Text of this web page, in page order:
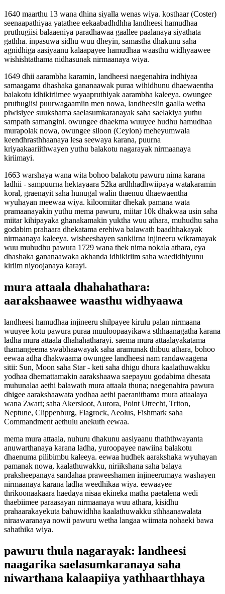
1640 maarthu 13 wana dhina siyalla wenas wiya. kosthaar (Coster)
seenaapathiyaa yatathee eekaabadhdhha landheesi hamudhaa
pruthugiisi balaaeniya paradhawaa gaallee paalanaya siyathata
gathha. inpasuwa sidhu wuu dheyin, samastha dhakunu saha
agnidhiga aasiyaanu kalaapayee hamudhaa waasthu widhyaawee
wishishtathama nidhasunak nirmaanaya wiya.
1649 dhii aarambha karamin, landheesi naegenahira indhiyaa
samaagama dhashaka gananaawak puraa wihidhunu dhaewaentha
balakotu idhikiriimee wyaapruthiyak aarambha kaleeya. owungee
pruthugiisi puurwagaamiin men nowa, landheesiin gaalla wetha
piwisiyee suukshama saelasumkaranayak saha saelakiya yuthu
sampath samangini. owungee dhaekma wuuyee hudhu hamudhaa
murapolak nowa, owungee siloon (Ceylon) meheyumwala
keendhrasthhaanaya lesa seewaya karana, puurna
kriyaakaariithwayen yuthu balakotu nagarayak nirmaanaya
kiriimayi.
1663 warshaya wana wita bohoo balakotu pawuru nima karana
ladhii - sampuurna hektayaara 52ka ardhhadhwiipaya watakaramin
koral, graenayit saha hunugal walin thaenuu dhaewaentha
wyuhayan meewaa wiya. kiloomiitar dhekak pamana wata
pramaanayakin yuthu mema pawuru, miitar 10k dhakwaa usin saha
miitar kihipayaka ghanakamakin yuktha wuu athara, muhudhu saha
godabim prahaara dhekatama erehiwa balawath baadhhakayak
nirmaanaya kaleeya. wisheeshayen sankiirna injineeru wikramayak
wuu muhudhu pawura 1729 wana thek nima nokala athara, eya
dhashaka gananaawaka akhanda idhikiriim saha waedidhiyunu
kiriim niyoojanaya karayi.
mura attaala dhahahathara:
aarakshaawee waasthu widhyaawa
landheesi hamudhaa injineeru shilpayee kirulu palan nirmaana
wuuyee kotu pawura puraa muuloopaayikawa sthhaanagatha karana
ladha mura attaala dhahahatharayi. saema mura attaalayakatama
thamangeema swabhaawayak saha aramunak thibuu athara, bohoo
eewaa adha dhakwaama owungee landheesi nam randawaagena
sitii: Sun, Moon saha Star - keti saha dhigu dhura kaalathuwakku
yodhaa dhemattamakin aarakshaawa saepayuu godabima dhesata
muhunalaa aethi balawath mura attaala thuna; naegenahira pawura
dhigee aarakshaawata yodhaa aethi paeranithama mura attaalaya
wana Zwart; saha Akersloot, Aurora, Point Utrecht, Triton,
Neptune, Clippenburg, Flagrock, Aeolus, Fishmark saha
Commandment aethulu anekuth eewaa.
mema mura attaala, nuhuru dhakunu aasiyaanu thaththwayanta
anuwarthanaya karana ladha, yuroopayee nawiina balakotu
dhaenuma pilibimbu kaleeya. eewaa hudhek aarakshaka wyuhayan
pamanak nowa, kaalathuwakku, niriikshana saha balaya
praksheepanaya sandahaa praweeshamen injineerumaya washayen
nirmaanaya karana ladha weedhikaa wiya. eewaayee
thrikoonaakaara haedaya nisaa ekineka matha paetalena wedi
thaebiimee paraasayan nirmaanaya wuu athara, kisidhu
prahaarakayekuta bahuwidhha kaalathuwakku sthhaanawalata
niraawaranaya nowii pawuru wetha langaa wiimata nohaeki bawa
sahathika wiya.
pawuru thula nagarayak: landheesi
naagarika saelasumkaranaya saha
niwarthana kalaapiiya yathhaarthhaya